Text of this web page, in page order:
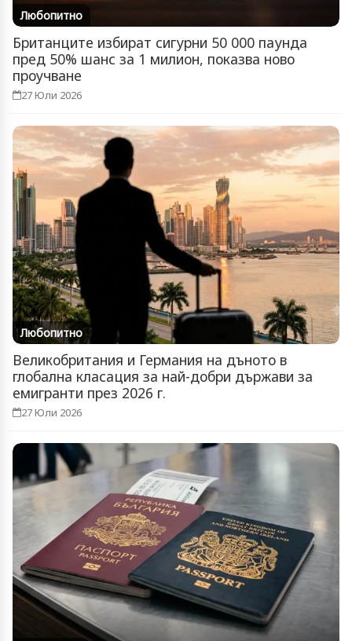
Любопитно
Британците избират сигурни 50 000 паунда
пред 50% шанс за 1 милион, показва ново
проучване
27 Юли 2026
Любопитно
Великобритания и Германия на дъното в
глобална класация за най-добри държави за
емигранти през 2026 г.
27 Юли 2026